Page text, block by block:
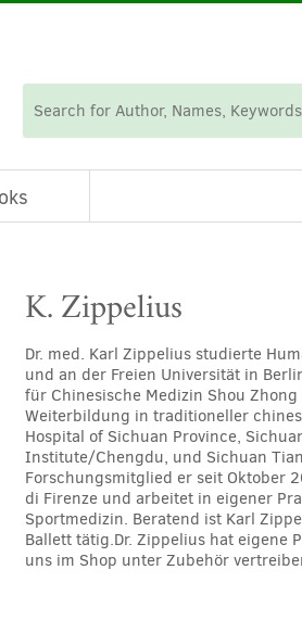
K. Zippelius
Dr. med. Karl Zippelius studierte
und an der Freien Universität in
für Chinesische Medizin Shou
Weiterbildung in traditioneller
Hospital of Sichuan Province,
Institute/Chengdu, und Sichuan
Forschungsmitglied er seit Oktober
di Firenze und arbeitet in eigener
Sportmedizin. Beratend ist Karl
Ballett tätig.Dr. Zippelius hat eigene
uns im Shop unter Zubehör